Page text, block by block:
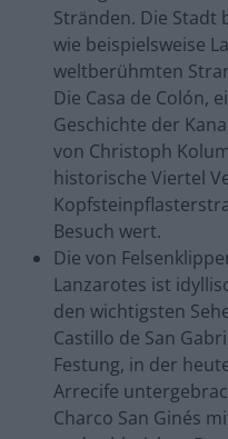
Stränden. Die Stadt
wie beispielsweise
weltberühmten
Die Casa de Colón,
Geschichte der
von Christoph
historische Viertel
Besuch wert.
Die von
Lanzarotes ist
den wichtigsten
Castillo de San
Festung, in der
Arrecife
Charco San Ginés